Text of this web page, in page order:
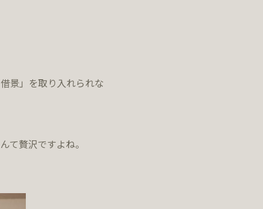
景」を取り入れられな
て贅沢ですよね。